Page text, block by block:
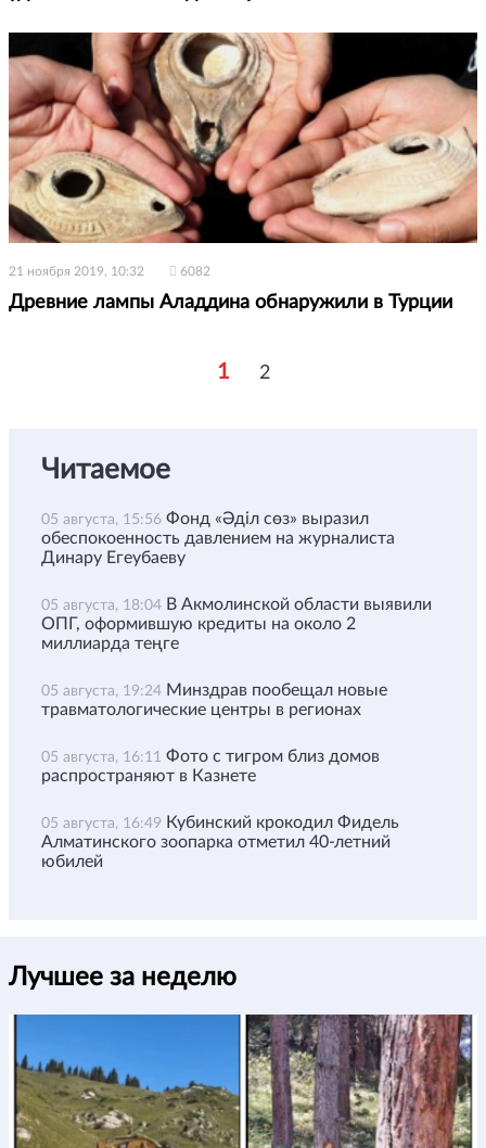
21 ноября 2019, 10:32 6082
Древние лампы Аладдина обнаружили в Турции
1 2
Читаемое
05 августа, 15:56 Фонд «Әділ сөз» выразил
обеспокоенность давлением на журналиста
Динару Егеубаеву
05 августа, 18:04 В Акмолинской области выявили
ОПГ, оформившую кредиты на около 2
миллиарда теңге
05 августа, 19:24 Минздрав пообещал новые
травматологические центры в регионах
05 августа, 16:11 Фото с тигром близ домов
распространяют в Казнете
05 августа, 16:49 Кубинский крокодил Фидель
Алматинского зоопарка отметил 40-летний
юбилей
Лучшее за неделю